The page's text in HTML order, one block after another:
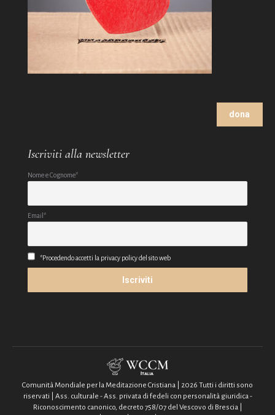
dona
Iscriviti alla newsletter
Nome e Cognome*
Email*
*Procedendo accetti la privacy policy del sito web
Comunità Mondiale per la Meditazione Cristiana | 2026 Tutti i diritti sono
riservati | Ass. culturale - Ass. privata di fedeli con personalità giuridica -
Riconoscimento canonico, decreto 758/07 del Vescovo di Brescia |